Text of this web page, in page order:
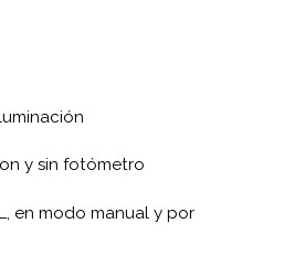
y sin fotómetro
en modo manual y por